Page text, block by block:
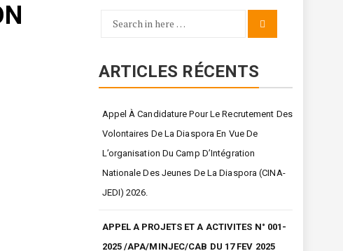
Search
Search
ARTICLES RÉCENTS
Appel À Candidature Pour Le Recrutement Des
Volontaires De La Diaspora En Vue De
L’organisation Du Camp D’Intégration
Nationale Des Jeunes De La Diaspora (CINA-
JEDI) 2026.
APPEL A PROJETS ET A ACTIVITES N° 001-
2025 /APA/MINJEC/CAB DU 17 FEV 2025